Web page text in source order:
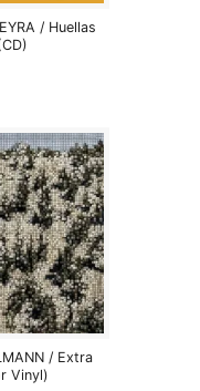
/ Huellas
/ Extra
Vinyl)